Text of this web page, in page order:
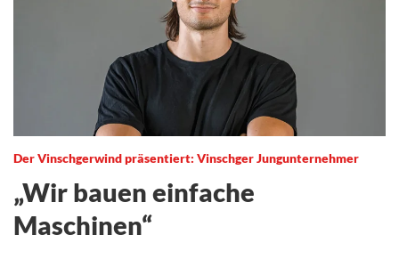
Der Vinschgerwind präsentiert: Vinschger Jungunternehmer
„Wir bauen einfache
Maschinen“